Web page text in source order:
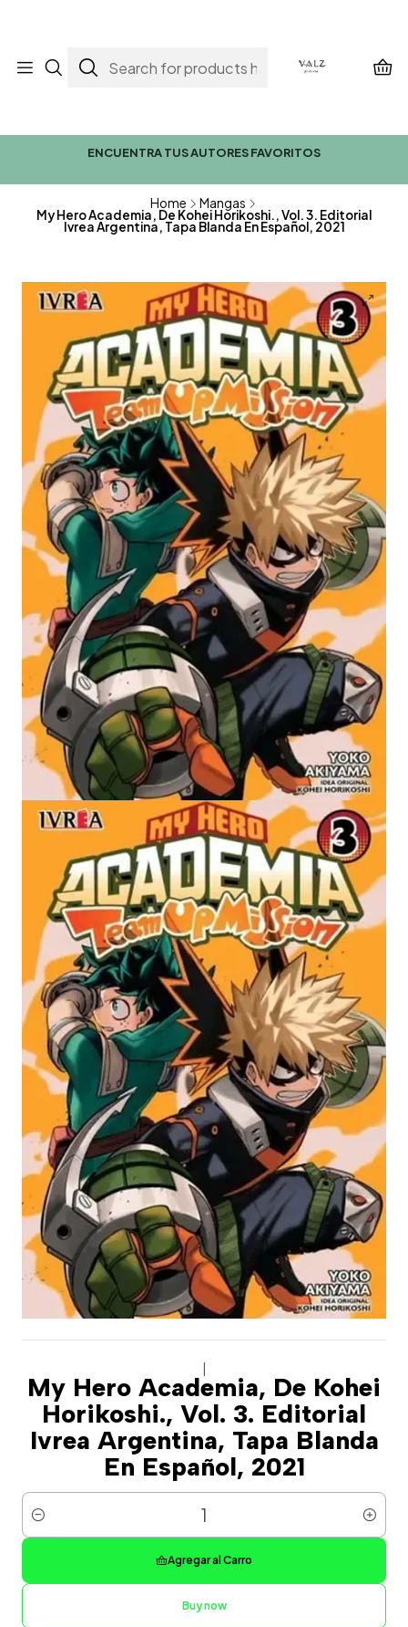
ENCUENTRA TUS AUTORES FAVORITOS
Home Mangas
My Hero Academia, De Kohei Horikoshi., Vol. 3. Editorial
Ivrea Argentina, Tapa Blanda En Español, 2021
My Hero Academia, De Kohei
Horikoshi., Vol. 3. Editorial
Ivrea Argentina, Tapa Blanda
En Español, 2021
Cantidad
Agregar al Carro
Buy now